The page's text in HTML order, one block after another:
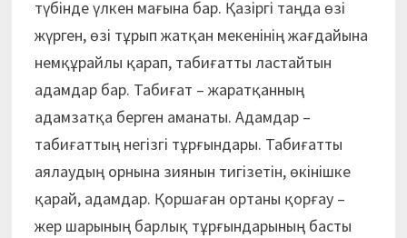
түбінде үлкен мағына бар. Қазіргі таңда өзі
жүрген, өзі тұрып жатқан мекенінің жағдайына
немқұрайлы қарап, табиғатты ластайтын
адамдар бар. Табиғат – жаратқанның
адамзатқа берген аманаты. Адамдар –
табиғаттың негізгі тұрғындары. Табиғатты
аялаудың орнына зиянын тигізетін, өкінішке
қарай, адамдар. Қоршаған ортаны қорғау –
жер шарының барлық тұрғындарының басты